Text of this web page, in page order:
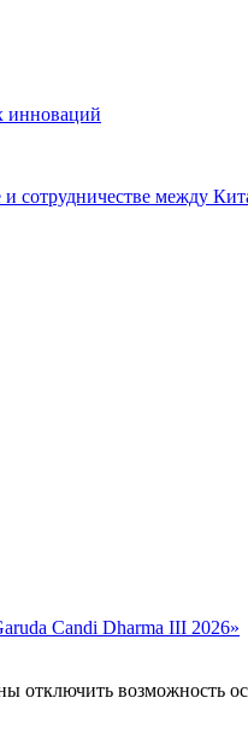
инноваций
сотрудничестве между
Candi Dharma III 2026»
возможность